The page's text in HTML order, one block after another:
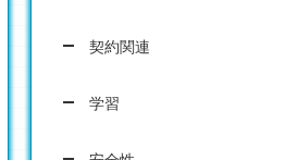
契約関連
学習